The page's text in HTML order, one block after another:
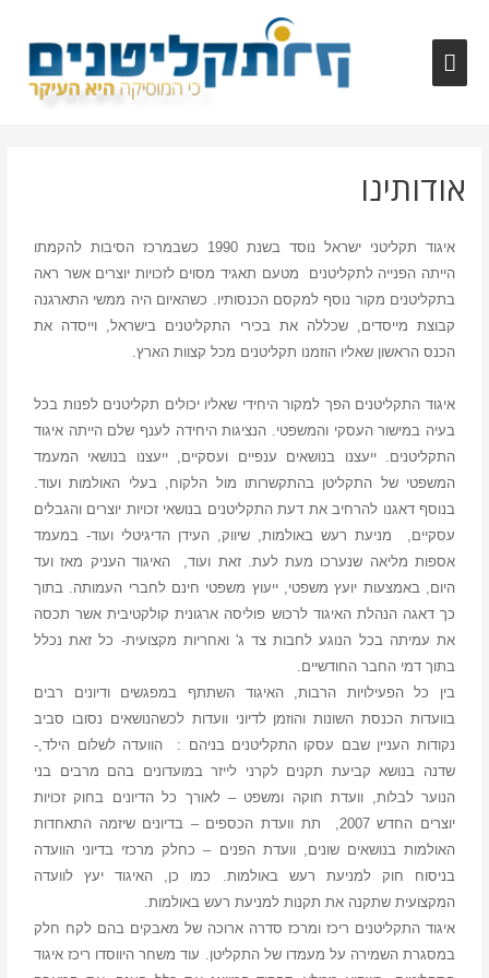
אודותינו
איגוד תקליטני ישראל נוסד בשנת 1990 כשבמרכז הסיבות להקמתו
הייתה הפנייה לתקליטנים מטעם תאגיד מסוים לזכויות יוצרים אשר ראה
בתקליטנים מקור נוסף למקסם הכנסותיו. כשהאיום היה ממשי התארגנה
קבוצת מייסדים, שכללה את בכירי התקליטנים בישראל, וייסדה את
הכנס הראשון שאליו הוזמנו תקליטנים מכל קצוות הארץ.
איגוד התקליטנים הפך למקור היחידי שאליו יכולים תקליטנים לפנות בכל
בעיה במישור העסקי והמשפטי. הנציגות היחידה לענף שלם הייתה איגוד
התקליטנים. ייעצנו בנושאים ענפיים ועסקיים, ייעצנו בנושאי המעמד
המשפטי של התקליטן בהתקשרותו מול הלקוח, בעלי האולמות ועוד.
בנוסף דאגנו להרחיב את דעת התקליטנים בנושאי זכויות יוצרים והגבלים
עסקיים, מניעת רעש באולמות, שיווק, העידן הדיגיטלי ועוד- במעמד
אספות מליאה שנערכו מעת לעת. זאת ועוד, האיגוד העניק מאז ועד
היום, באמצעות יועץ משפטי, ייעוץ משפטי חינם לחברי העמותה. בתוך
כך דאגה הנהלת האיגוד לרכוש פוליסה ארגונית קולקטיבית אשר תכסה
את עמיתה בכל הנוגע לחבות צד ג' ואחריות מקצועית- כל זאת נכלל
בתוך דמי החבר החודשיים.
בין כל הפעילויות הרבות, האיגוד השתתף במפגשים ודיונים רבים
בוועדות הכנסת השונות והוזמן לדיוני וועדות לכשהנושאים נסובו סביב
נקודות העניין שבם עסקו התקליטנים בניהם : הוועדה לשלום הילד,-
שדנה בנושא קביעת תקנים לקרני לייזר במועדונים בהם מרבים בני
הנוער לבלות, וועדת חוקה ומשפט – לאורך כל הדיונים בחוק זכויות
יוצרים החדש 2007, תת וועדת הכספים – בדיונים שיזמה התאחדות
האולמות בנושאים שונים, וועדת הפנים – כחלק מרכזי בדיוני הוועדה
בניסוח חוק למניעת רעש באולמות. כמו כן, האיגוד יעץ לוועדה
המקצועית שתקנה את תקנות למניעת רעש באולמות.
איגוד התקליטנים ריכז ומרכז סדרה ארוכה של מאבקים בהם לקח חלק
במסגרת השמירה על מעמדו של התקליטן. עוד משחר היווסדו ריכז איגוד